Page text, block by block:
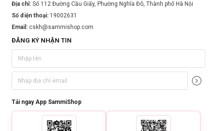
Địa chỉ: Số 112 Đường Cầu Giấy, Phường Nghĩa Đô, Thành phố Hà Nội
Số điện thoại: 19002631
Email: cskh@sammishop.com
ĐĂNG KÝ NHẬN TIN
Tải ngay App SammiShop